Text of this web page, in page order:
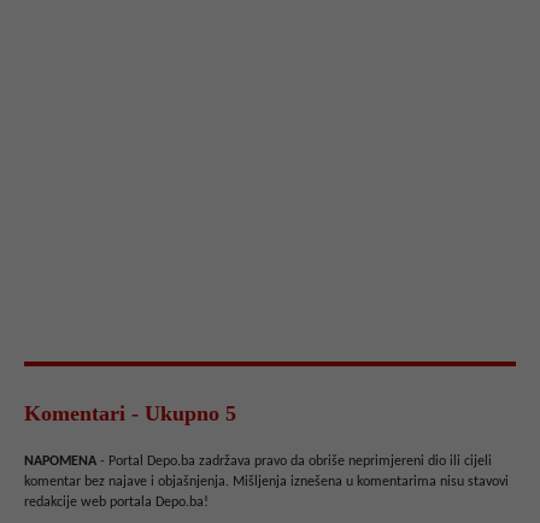
Komentari - Ukupno 5
NAPOMENA - Portal Depo.ba zadržava pravo da obriše neprimjereni dio ili cijeli
komentar bez najave i objašnjenja. Mišljenja iznešena u komentarima nisu stavovi
redakcije web portala Depo.ba!